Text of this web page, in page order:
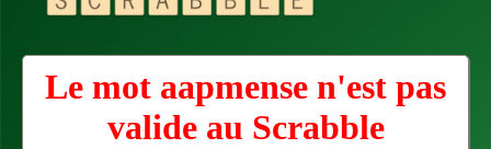
Le mot aapmense n'est pas
valide au Scrabble